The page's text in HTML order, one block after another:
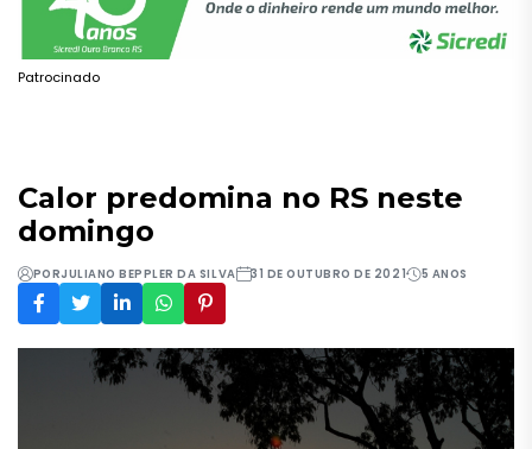
Patrocinado
Calor predomina no RS neste
domingo
PORJULIANO BEPPLER DA SILVA 31 DE OUTUBRO DE 2021 5 ANOS